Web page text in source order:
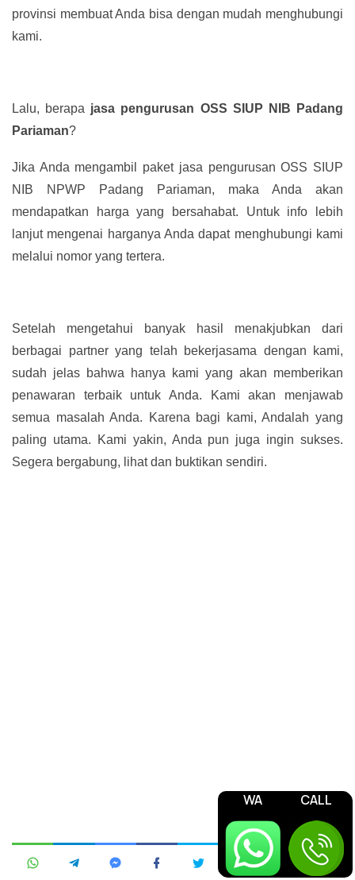
provinsi membuat Anda bisa dengan mudah menghubungi
kami.
Lalu, berapa jasa pengurusan OSS SIUP NIB Padang
Pariaman?
Jika Anda mengambil paket jasa pengurusan OSS SIUP
NIB NPWP Padang Pariaman, maka Anda akan
mendapatkan harga yang bersahabat. Untuk info lebih
lanjut mengenai harganya Anda dapat menghubungi kami
melalui nomor yang tertera.
Setelah mengetahui banyak hasil menakjubkan dari
berbagai partner yang telah bekerjasama dengan kami,
sudah jelas bahwa hanya kami yang akan memberikan
penawaran terbaik untuk Anda. Kami akan menjawab
semua masalah Anda. Karena bagi kami, Andalah yang
paling utama. Kami yakin, Anda pun juga ingin sukses.
Segera bergabung, lihat dan buktikan sendiri.
WA CALL